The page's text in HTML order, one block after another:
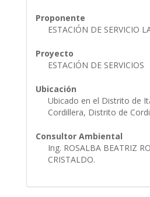
Proponente
ESTACIÓN DE SERVICIO
Proyecto
ESTACIÓN DE SERVICIOS
Ubicación
Ubicado en el Distrito de
Cordillera, Distrito de
Consultor Ambiental
Ing. ROSALBA BEATRIZ
CRISTALDO.